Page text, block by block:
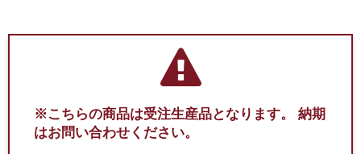
※こちらの商品は受注生産品となります。
納期
はお問い合わせください。